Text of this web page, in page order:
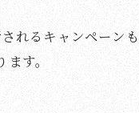
れるキャンペーン
す。